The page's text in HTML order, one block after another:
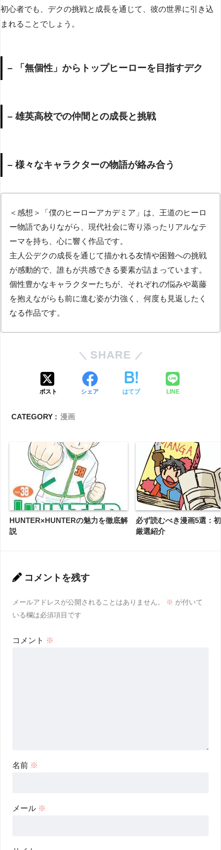
初心者でも、デクの挑戦と成長を通じて、彼の世界に引き込
まれることでしょう。
– 「無個性」からトップヒーローを目指すデク
– 雄英高校での仲間との成長と挑戦
– 様々なキャラクターの物語が絡み合う
＜感想＞「僕のヒーローアカデミア」は、王道のヒーロ
ー物語でありながら、現代社会に寄り添ったリアルなテ
ーマを持ち、心に響く作品です。
主人公デクの成長を通じて描かれる友情や困難への挑戦
が感動的で、誰もが共感できる要素が詰まっています。
個性豊かなキャラクターたちが、それぞれの悩みや葛藤
を抱えながらも前に進む姿が力強く、何度も見返したく
なる作品です。
SHARE
ポスト シェア はてブ LINE
CATEGORY : 漫画
HUNTER×HUNTERの魅力を徹底解
説
必ず読むべき漫画5選：
厳選紹介
コメントを残す
メールアドレスが公開されることはありません。 ※ が付いて
いる欄は必須項目です
コメント ※
名前 ※
メール ※